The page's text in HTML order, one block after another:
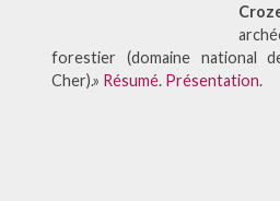
forestier (domaine national
Cher).» Résumé. Présentation.